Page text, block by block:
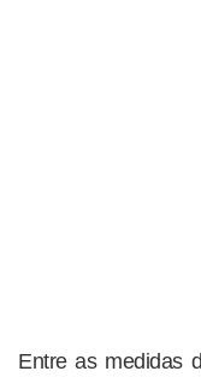
Entre as medidas